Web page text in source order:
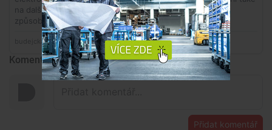
Komentáře
Přidat komentář